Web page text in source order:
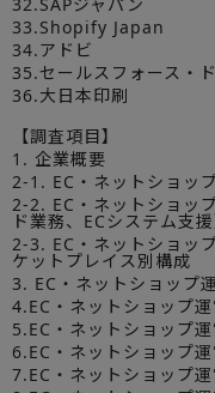
33.Shopify Japan
34.アドビ
35.セールスフォース・
36.大日本印刷
【調査項目】
1. 企業概要
2-1. EC・ネットショッ
2-2. EC・ネットショッ
ド業務、ECシステム支
2-3. EC・ネットショッ
ケットプレイス別構成
3. EC・ネットショップ
4.EC・ネットショップ
5.EC・ネットショップ
6.EC・ネットショップ
7.EC・ネットショップ